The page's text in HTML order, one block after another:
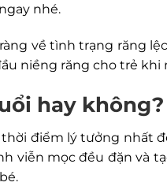
nhé.
về tình trạng răng
niềng răng cho trẻ khi
hay không?
điểm lý tưởng nhất
viễn mọc đều đặn và